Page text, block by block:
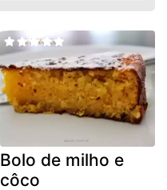
Bolo de milho e
côco